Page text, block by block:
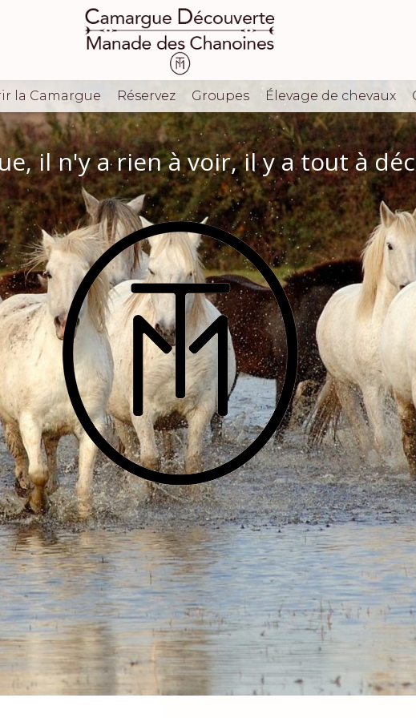
la Camargue Réservez Groupes Élevage de chevaux
il n'y a rien à voir, il y a tout à